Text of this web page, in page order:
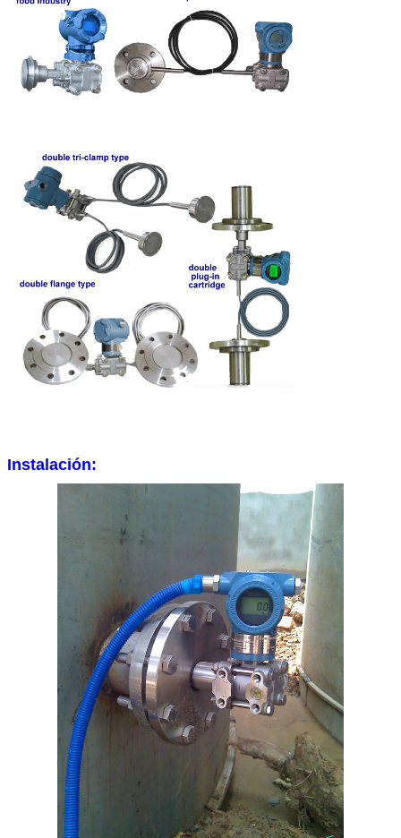
Instalación: